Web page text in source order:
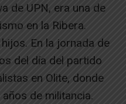
de UPN, era una de
en la Ribera.
En la jornada de
del día del partido
en Olite, donde
de militancia.